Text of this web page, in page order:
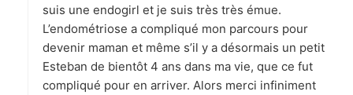
:
suis une endogirl et je suis très très émue.
L’endométriose a compliqué mon parcours pour
devenir maman et même s’il y a désormais un petit
Esteban de bientôt 4 ans dans ma vie, que ce fut
compliqué pour en arriver. Alors merci infiniment